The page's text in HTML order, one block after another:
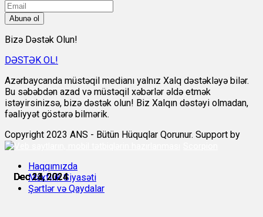
Dec 23, 2024
Dec 23, 2024
Dec 24, 2024
Dec 24, 2024
Dec 24, 2024
Dec 24, 2024
Abunə ol
Bizə Dəstək Olun!
DƏSTƏK OL!
Azərbaycanda müstəqil medianı yalnız Xalq dəstəkləyə bilər.
Bu səbəbdən azad və müstəqil xəbərlər əldə etmək
istəyirsinizsə, bizə dəstək olun! Biz Xalqın dəstəyi olmadan,
fəaliyyət göstərə bilmərik.
Copyright 2023 ANS - Bütün Hüquqlar Qorunur. Support by
Haqqımızda
Məxfilik Siyasəti
Şərtlər və Qaydalar